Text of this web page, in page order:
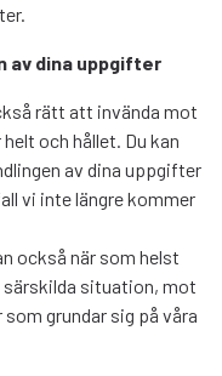
av dina uppgifter
rätt att invända mot
och hållet. Du kan
av dina uppgifter
vi inte längre kommer
också när som helst
särskilda situation, mot
grundar sig på våra